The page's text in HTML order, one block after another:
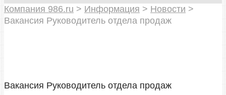
Компания 986.ru > Информация > Новости >
Вакансия Руководитель отдела продаж
Вакансия Руководитель отдела продаж